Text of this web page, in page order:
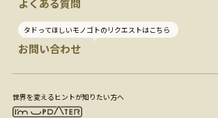
よくある質問
タドってほしいモノゴトのリクエストはこちら
お問い合わせ
世界を変えるヒントが知りたい方へ